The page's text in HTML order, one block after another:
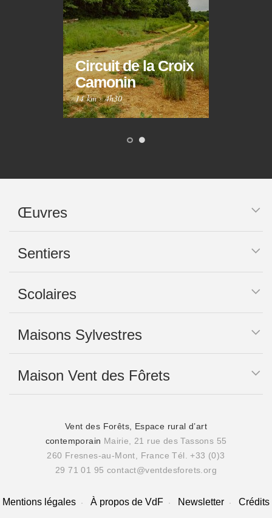
Circuit de la Croix
Camonin
14 km·4h30
Œuvres
Sentiers
Scolaires
Maisons Sylvestres
Maison Vent des Fôrets
Vent des Forêts, Espace rural d’art
contemporain Mairie, 21 rue des Tassons 55
260 Fresnes-au-Mont, France Tél. +33 (0)3
29 71 01 95 contact@ventdesforets.org
Mentions légales À propos de VdF Newsletter Crédits